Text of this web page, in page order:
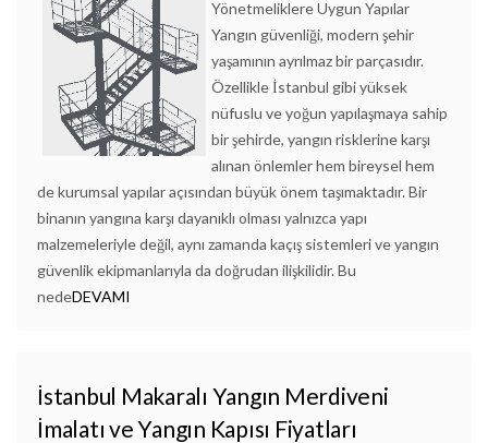
Yönetmeliklere Uygun Yapılar
Yangın güvenliği, modern şehir
yaşamının ayrılmaz bir parçasıdır.
Özellikle İstanbul gibi yüksek
nüfuslu ve yoğun yapılaşmaya sahip
bir şehirde, yangın risklerine karşı
alınan önlemler hem bireysel hem
de kurumsal yapılar açısından büyük önem taşımaktadır. Bir
binanın yangına karşı dayanıklı olması yalnızca yapı
malzemeleriyle değil, aynı zamanda kaçış sistemleri ve yangın
güvenlik ekipmanlarıyla da doğrudan ilişkilidir. Bu
nedeDEVAMI
İstanbul Makaralı Yangın Merdiveni
İmalatı ve Yangın Kapısı Fiyatları